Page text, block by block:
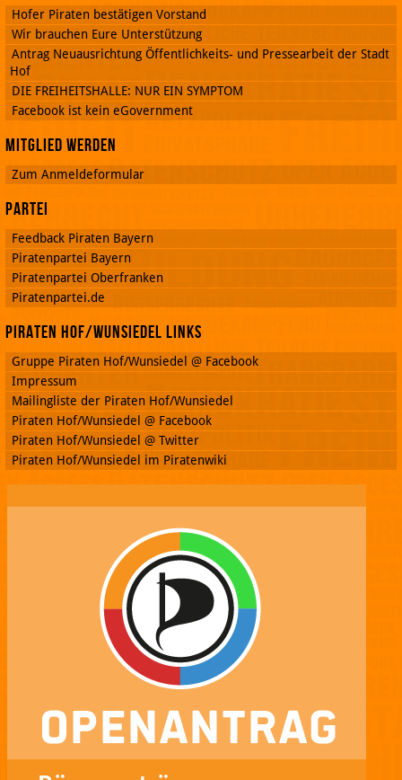
Hofer Piraten bestätigen Vorstand
Wir brauchen Eure Unterstützung
Antrag Neuausrichtung Öffentlichkeits- und Pressearbeit der Stadt
Hof
DIE FREIHEITSHALLE: NUR EIN SYMPTOM
Facebook ist kein eGovernment
Mitglied werden
Zum Anmeldeformular
Partei
Feedback Piraten Bayern
Piratenpartei Bayern
Piratenpartei Oberfranken
Piratenpartei.de
Piraten Hof/Wunsiedel Links
Gruppe Piraten Hof/Wunsiedel @ Facebook
Impressum
Mailingliste der Piraten Hof/Wunsiedel
Piraten Hof/Wunsiedel @ Facebook
Piraten Hof/Wunsiedel @ Twitter
Piraten Hof/Wunsiedel im Piratenwiki